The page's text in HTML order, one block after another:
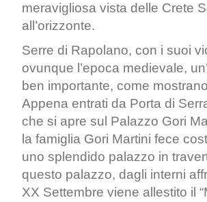
meravigliosa vista delle Crete
all’orizzonte.
Serre di Rapolano, con i suoi
ovunque l’epoca medievale,
ben importante, come
Appena entrati da Porta di
che si apre sul Palazzo Gori
la famiglia Gori Martini fece
uno splendido palazzo in
questo palazzo, dagli interni
XX Settembre viene allestito il